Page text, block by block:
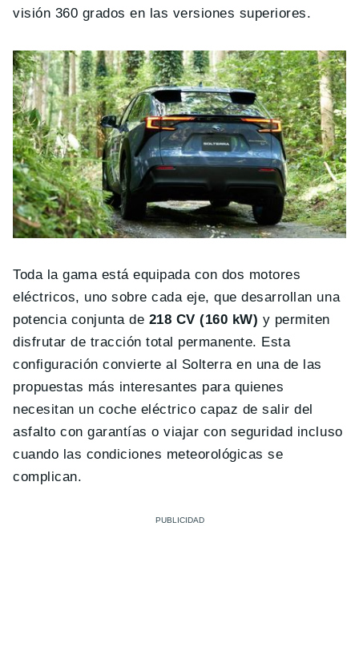
visión 360 grados en las versiones superiores.
Toda la gama está equipada con dos motores
eléctricos, uno sobre cada eje, que desarrollan una
potencia conjunta de 218 CV (160 kW) y permiten
disfrutar de tracción total permanente. Esta
configuración convierte al Solterra en una de las
propuestas más interesantes para quienes
necesitan un coche eléctrico capaz de salir del
asfalto con garantías o viajar con seguridad incluso
cuando las condiciones meteorológicas se
complican.